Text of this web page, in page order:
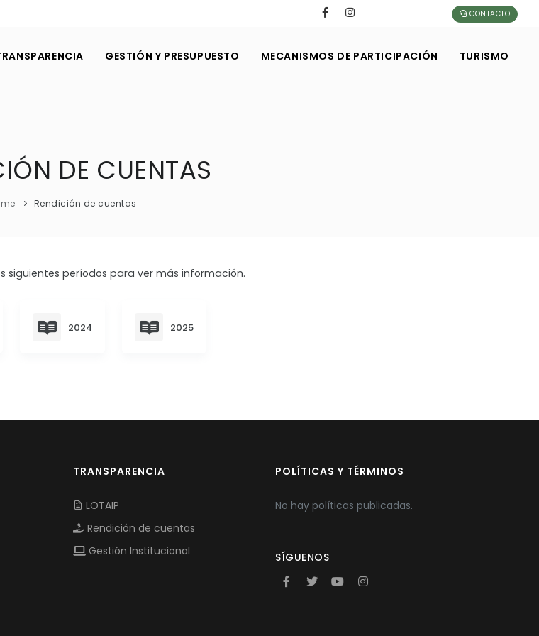
CONTACTO
GESTIÓN Y PRESUPUESTO MECANISMOS DE PARTICIPACIÓN TURISMO
DE CUENTAS
Rendición de cuentas
siguientes períodos para ver más información.
2024 2025
TRANSPARENCIA
LOTAIP
Rendición de cuentas
Gestión Institucional
POLÍTICAS Y TÉRMINOS
No hay políticas publicadas.
SÍGUENOS